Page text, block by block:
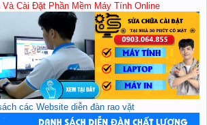
Và Cài Đặt Phần Mềm Máy Tính Online
các Website diễn đàn rao vặt